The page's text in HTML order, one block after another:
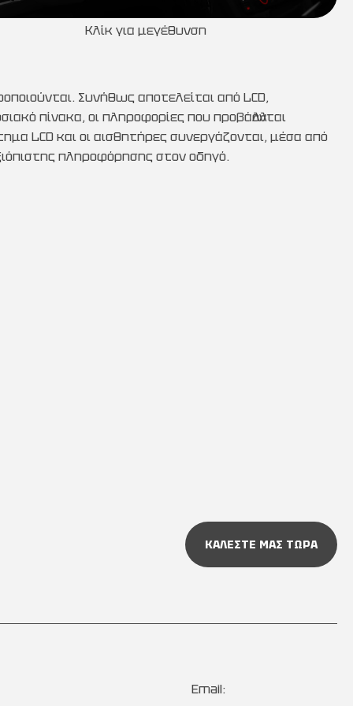
Κλίκ για μεγέθυνση
Συνήθως αποτελείται από LCD,
πίνακα, οι πληροφορίες που προβάλλονται
LCD και οι αισθητήρες συνεργάζονται, μέσα από
πληροφόρησης στον οδηγό.
ΚΑΛΕΣΤΕ ΜΑΣ ΤΩΡΑ
Email: